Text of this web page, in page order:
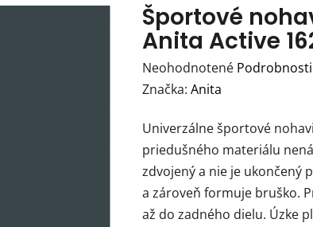
Športové
Anita Active
Priemerné
hodnotenie
je
0,0
z
5
hviezdičiek.
Neohodnotené
Značka: Anita
Univerzálne športové
priedušného materiálu
zdvojený a nie je ukončený
a zároveň formuje bruško.
až do zadného dielu. Úzke